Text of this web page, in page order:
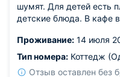
шумят. Для детей есть
детские блюда. В кафе
Проживание: 14 июля
Тип номера: Коттедж
Отзыв оставлен без